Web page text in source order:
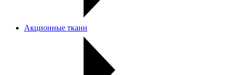
Акционные ткани